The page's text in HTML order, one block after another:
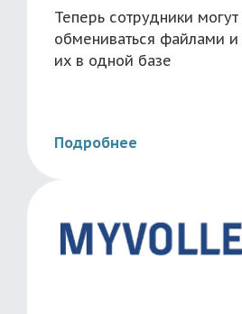
Теперь сотрудники
обмениваться файлами и
их в одной базе
Подробнее